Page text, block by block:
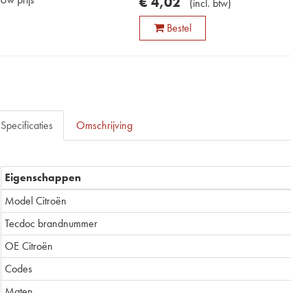
Bestel
Specificaties Omschrijving
Eigenschappen
Model Citroën
Tecdoc brandnummer
OE Citroën
Codes